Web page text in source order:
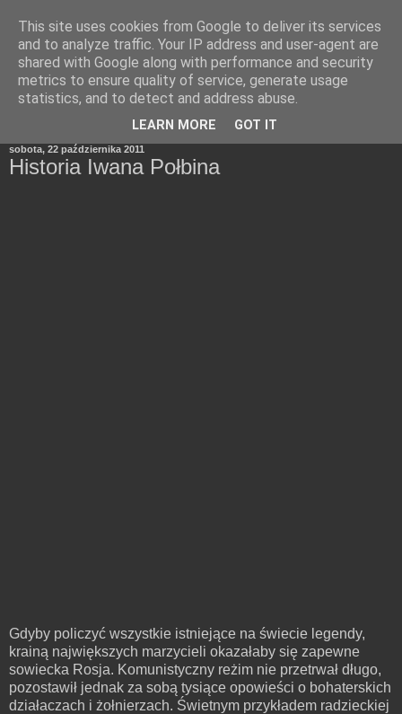
sobota, 22 października 2011
Historia Iwana Połbina
Gdyby policzyć wszystkie istniejące na świecie legendy,
krainą największych marzycieli okazałaby się zapewne
sowiecka Rosja. Komunistyczny reżim nie przetrwał długo,
pozostawił jednak za sobą tysiące opowieści o bohaterskich
działaczach i żołnierzach. Świetnym przykładem radzieckiej
This site uses cookies from Google to deliver its services
and to analyze traffic. Your IP address and user-agent are
shared with Google along with performance and security
metrics to ensure quality of service, generate usage
statistics, and to detect and address abuse.
LEARN MORE GOT IT